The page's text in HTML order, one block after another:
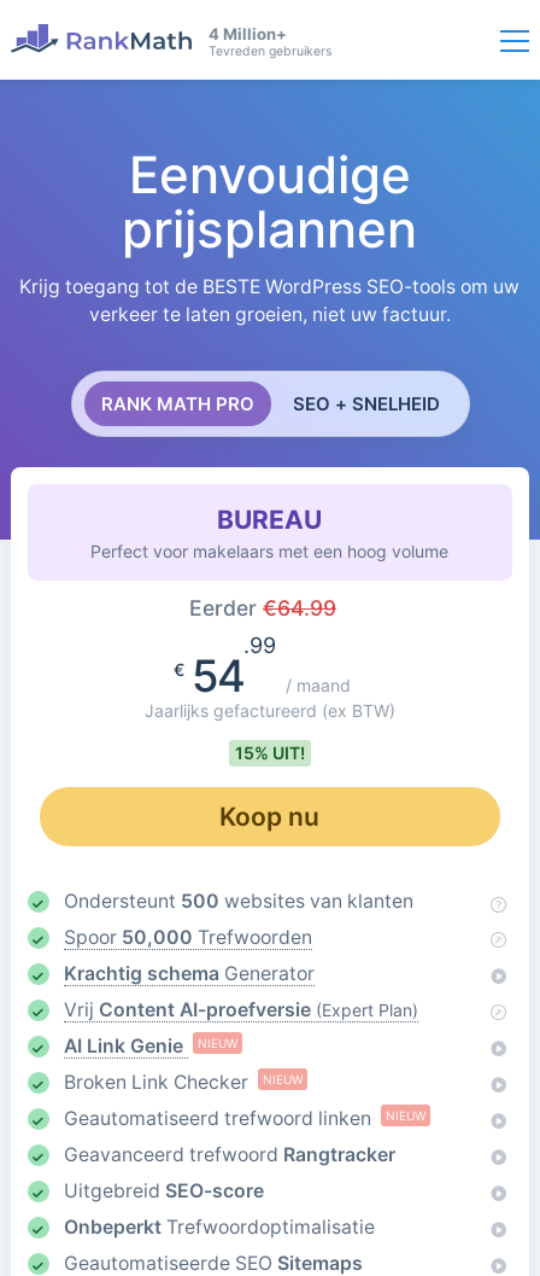
4 Million+
Tevreden gebruikers
Eenvoudige
prijsplannen
Krijg toegang tot de BESTE WordPress SEO-tools om uw
verkeer te laten groeien, niet uw factuur.
RANK MATH PRO SEO + SNELHEID
BUREAU
Perfect voor makelaars met een hoog volume
Eerder €64.99
€54
.99
/ maand
Jaarlijks gefactureerd (ex BTW)
15% UIT!
Koop nu
Ondersteunt 500 websites van klanten
Spoor 50,000 Trefwoorden
Krachtig schema Generator
Vrij Content AI-proefversie (Expert Plan)
AI Link Genie NIEUW
Broken Link Checker NIEUW
Geautomatiseerd trefwoord linken NIEUW
Geavanceerd trefwoord Rangtracker
Uitgebreid SEO-score
OnbeperktTrefwoordoptimalisatie
Geautomatiseerde SEO Sitemaps